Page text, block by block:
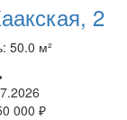
2
50.0 м²
000 ₽